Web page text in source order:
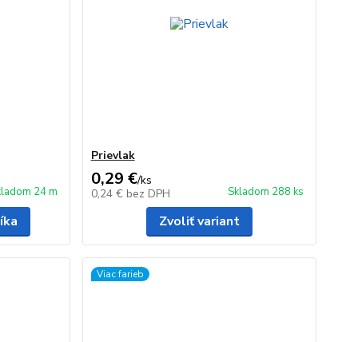
24 m
Prievlak
0,29 €/ks
0,24 € bez DPH Skladom 288 ks
Zvoliť variant
Viac farieb